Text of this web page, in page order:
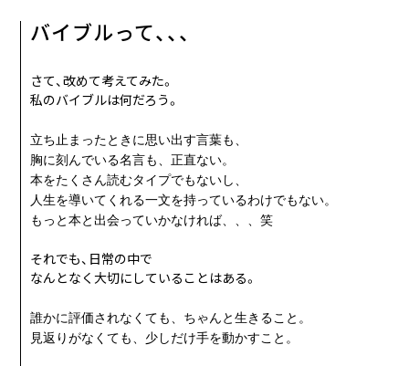
10
12 DEC Coming soon...
バイブルって、、、
さて、改めて考えてみた。
私のバイブルは何だろう。
立ち止まったときに思い出す言葉も、
胸に刻んでいる名言も、正直ない。
本をたくさん読むタイプでもないし、
人生を導いてくれる一文を持っているわけでもない。
もっと本と出会っていかなければ、、、笑
それでも、日常の中で
なんとなく大切にしていることはある。
誰かに評価されなくても、ちゃんと生きること。
見返りがなくても、少しだけ手を動かすこと。